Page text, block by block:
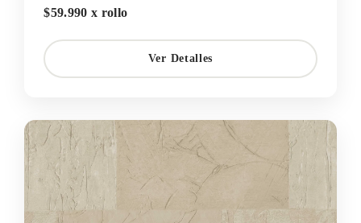
$59.990 x rollo
Ver Detalles